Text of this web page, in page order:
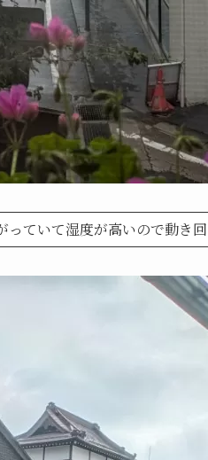
ていて湿度が高いので動き回